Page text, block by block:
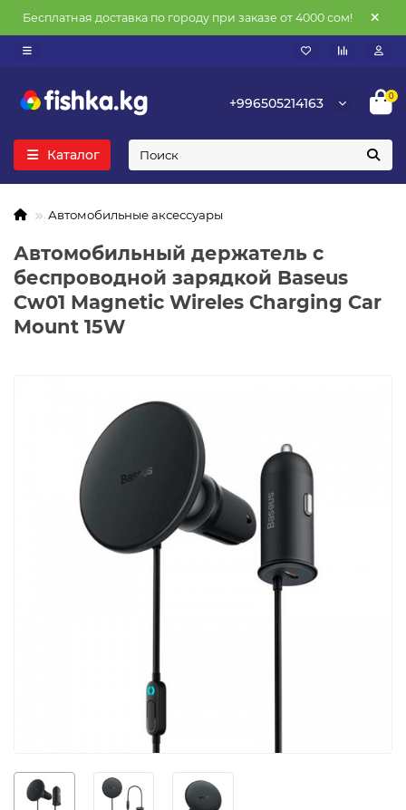
Бесплатная доставка по городу при заказе от 4000 сом!
+996505214163 0
Каталог
Автомобильные аксессуары
Автомобильный держатель с
беспроводной зарядкой Baseus
Cw01 Magnetic Wireles Charging Car
Mount 15W